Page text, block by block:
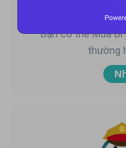
Bảo
Bạn có thể Mua
thường